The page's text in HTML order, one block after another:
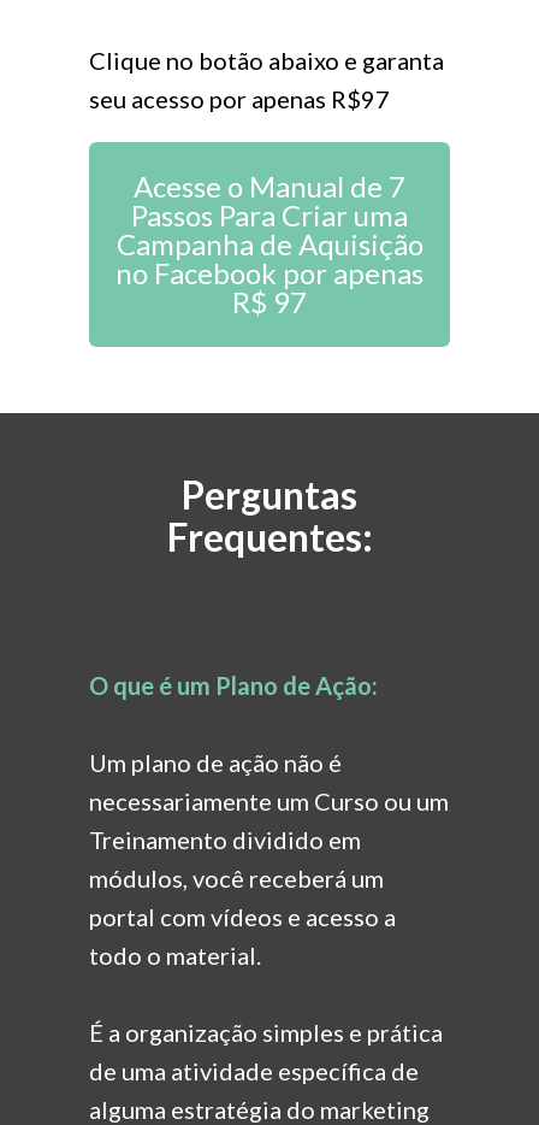
Clique no botão abaixo e garanta
seu acesso por apenas R$97
Acesse o Manual de 7
Passos Para Criar uma
Campanha de Aquisição
no Facebook por apenas
R$ 97
Perguntas
Frequentes:
O que é um Plano de Ação:
Um plano de ação não é
necessariamente um Curso ou um
Treinamento dividido em
módulos, você receberá um
portal com vídeos e acesso a
todo o material.
É a organização simples e prática
de uma atividade específica de
alguma estratégia do marketing